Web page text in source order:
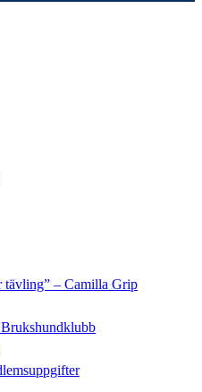
tävling” – Camilla Grip